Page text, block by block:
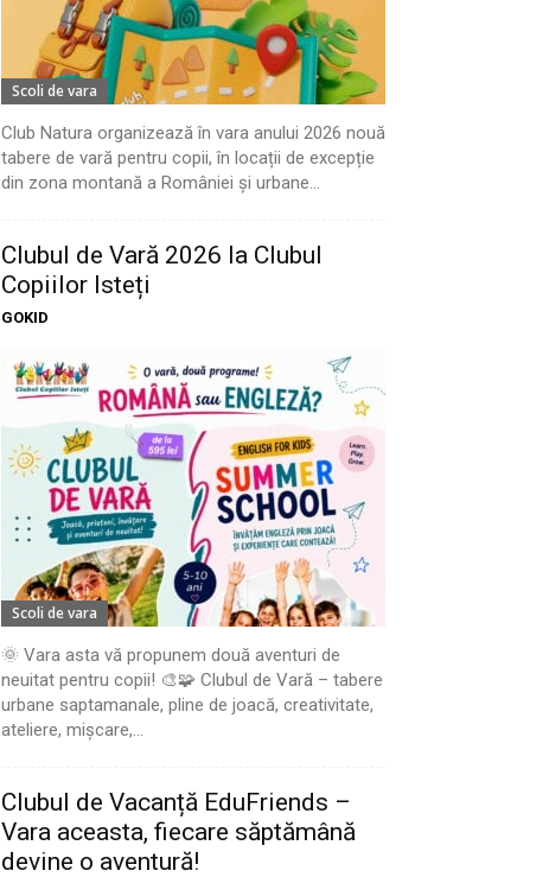
Scoli de vara
Club Natura organizează în vara anului 2026 nouă
tabere de vară pentru copii, în locații de excepție
din zona montană a României și urbane...
Clubul de Vară 2026 la Clubul
Copiilor Isteți
GOKID
Scoli de vara
🌞 Vara asta vă propunem două aventuri de
neuitat pentru copii! 🎨🧩 Clubul de Vară – tabere
urbane saptamanale, pline de joacă, creativitate,
ateliere, mișcare,...
Clubul de Vacanță EduFriends –
Vara aceasta, fiecare săptămână
devine o aventură!